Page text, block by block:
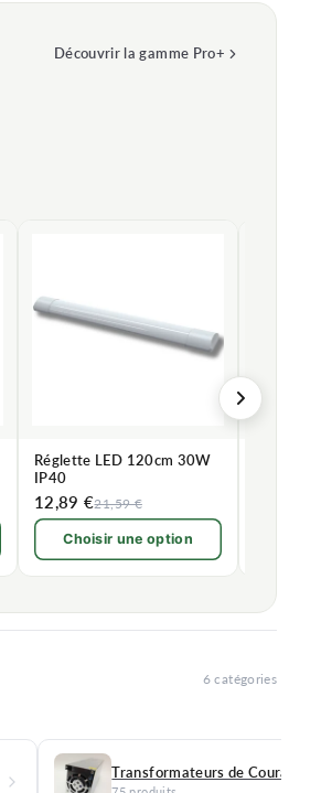
Découvrir la gamme Pro+
Réglette LED 120cm 30W
IP40
12,89 €21,59 €
Choisir une option
6 catégories
Transformateurs de Courant